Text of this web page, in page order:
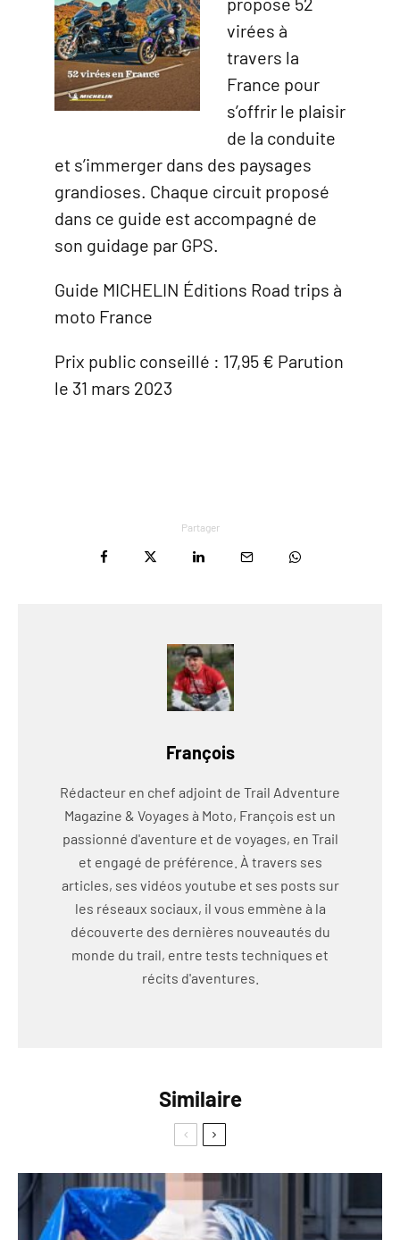
virées à
travers la
France pour
s’offrir le plaisir
de la conduite
et s’immerger dans des paysages
grandioses. Chaque circuit proposé
dans ce guide est accompagné de
son guidage par GPS.
Guide MICHELIN Éditions Road trips à
moto France
Prix public conseillé : 17,95 € Parution
le 31 mars 2023
Partager
François
Rédacteur en chef adjoint de Trail Adventure
Magazine & Voyages à Moto, François est un
passionné d'aventure et de voyages, en Trail
et engagé de préférence. À travers ses
articles, ses vidéos youtube et ses posts sur
les réseaux sociaux, il vous emmène à la
découverte des dernières nouveautés du
monde du trail, entre tests techniques et
récits d'aventures.
Similaire